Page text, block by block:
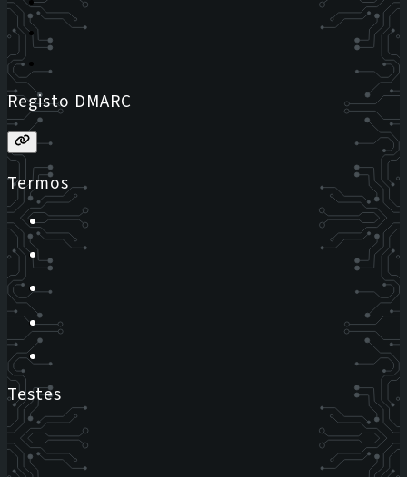
Registo DMARC
Termos
Testes